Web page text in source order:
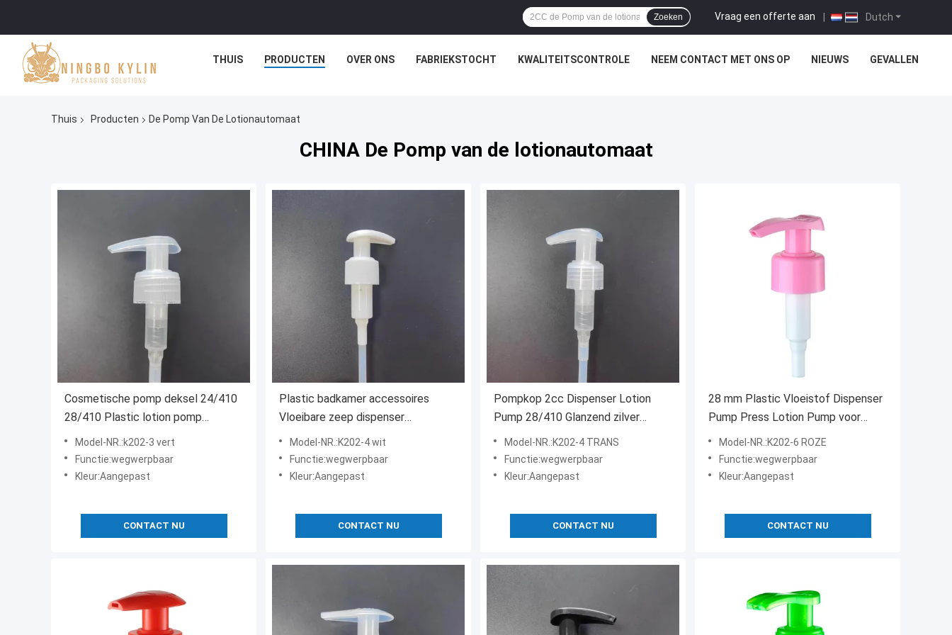
Dutch
Vraag een offerte aan |
Zoeken
THUIS PRODUCTEN OVER ONS FABRIEKSTOCHT KWALITEITSCONTROLE NEEM CONTACT MET ONS OP NIEUWS GEVALLEN
Thuis Producten De Pomp Van De Lotionautomaat
CHINA De Pomp van de lotionautomaat
Cosmetische pomp deksel 24/410
28/410 Plastic lotion pomp
dispenser
Model-NR.:k202-3 vert
Functie:wegwerpbaar
Kleur:Aangepast
CONTACT NU
Plastic badkamer accessoires
Vloeibare zeep dispenser
handlotion fles draad pomp kop
dispenser pot pomp
Model-NR.:K202-4 wit
Functie:wegwerpbaar
Kleur:Aangepast
CONTACT NU
Pompkop 2cc Dispenser Lotion
Pump 28/410 Glanzend zilver
gemetalliseerd
Model-NR.:K202-4 TRANS
Functie:wegwerpbaar
Kleur:Aangepast
CONTACT NU
28 mm Plastic Vloeistof Dispenser
Pump Press Lotion Pump voor
Shampoo Flasje
Model-NR.:K202-6 ROZE
Functie:wegwerpbaar
Kleur:Aangepast
CONTACT NU